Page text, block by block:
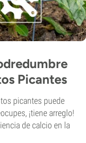
Picantes
picantes puede
¡tiene arreglo!
de calcio en la